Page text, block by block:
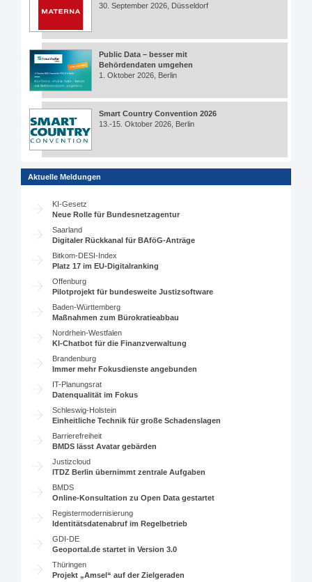
30. September 2026, Düsseldorf
Public Data – besser mit
Behördendaten umgehen
1. Oktober 2026, Berlin
Smart Country Convention 2026
13.-15. Oktober 2026, Berlin
Aktuelle Meldungen
KI-Gesetz
Neue Rolle für Bundesnetzagentur
Saarland
Digitaler Rückkanal für BAföG-Anträge
Bitkom-DESI-Index
Platz 17 im EU-Digitalranking
Offenburg
Pilotprojekt für bundesweite Justizsoftware
Baden-Württemberg
Maßnahmen zum Bürokratieabbau
Nordrhein-Westfalen
KI-Chatbot für die Finanzverwaltung
Brandenburg
Immer mehr Fokusdienste angebunden
IT-Planungsrat
Datenqualität im Fokus
Schleswig-Holstein
Einheitliche Technik für große Schadenslagen
Barrierefreiheit
BMDS lässt Avatar gebärden
Justizcloud
ITDZ Berlin übernimmt zentrale Aufgaben
BMDS
Online-Konsultation zu Open Data gestartet
Registermodernisierung
Identitätsdatenabruf im Regelbetrieb
GDI-DE
Geoportal.de startet in Version 3.0
Thüringen
Projekt „Amsel“ auf der Zielgeraden